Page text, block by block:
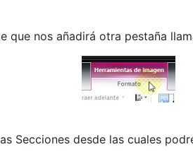
que nos añadirá otra pestaña
Secciones desde las cuales